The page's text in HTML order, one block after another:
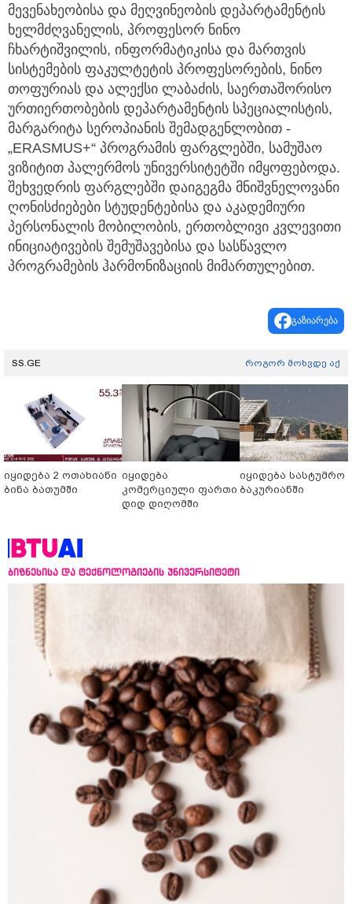
მევენახეობისა და მეღვინეობის დეპარტამენტის
ხელმძღვანელის, პროფესორ ნინო
ჩხარტიშვილის, ინფორმატიკისა და მართვის
სისტემების ფაკულტეტის პროფესორების, ნინო
თოფურიას და ალექსი ლაბაძის, საერთაშორისო
ურთიერთობების დეპარტამენტის სპეციალისტის,
მარგარიტა სეროპიანის შემადგენლობით -
„ERASMUS+“ პროგრამის ფარგლებში, სამუშაო
ვიზიტით პალერმოს უნივერსიტეტში იმყოფებოდა.
შეხვედრის ფარგლებში დაიგეგმა მნიშვნელოვანი
ღონისძიებები სტუდენტებისა და აკადემიური
პერსონალის მობილობის, ერთობლივი კვლევითი
ინიციატივების შემუშავებისა და სასწავლო
პროგრამების ჰარმონიზაციის მიმართულებით.
გაზიარება
SS.GE როგორ მოხვდე აქ
იყიდება 2 ოთახიანი
ბინა ბათუმში
იყიდება
კომერციული ფართი
დიდ დიღომში
იყიდება სასტუმრო
ბაკურიანში
ბიზნესისა და ტექნოლოგიების უნივერსიტეტი